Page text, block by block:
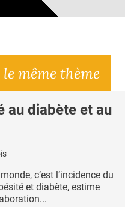
même thème
au diabète et au
c’est l’incidence du
et diabète, estime